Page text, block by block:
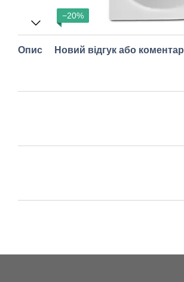
−20%
Опис Новий відгук або коментар